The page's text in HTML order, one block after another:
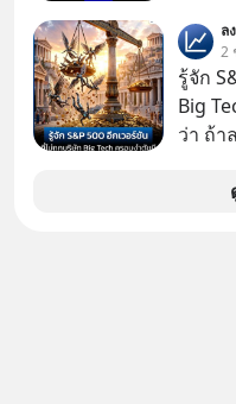
ต่างชา
หรือก
ก็เสีย
ต้องย
ค้างใ
ล
2
รู้จัก
Big
ว่า ถ้า
ลงทุน